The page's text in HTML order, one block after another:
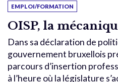
EMPLOI/FORMATION
OISP, la
Dans sa déclaration de
gouvernement bruxellois
parcours d’insertion
à l’heure où la législature